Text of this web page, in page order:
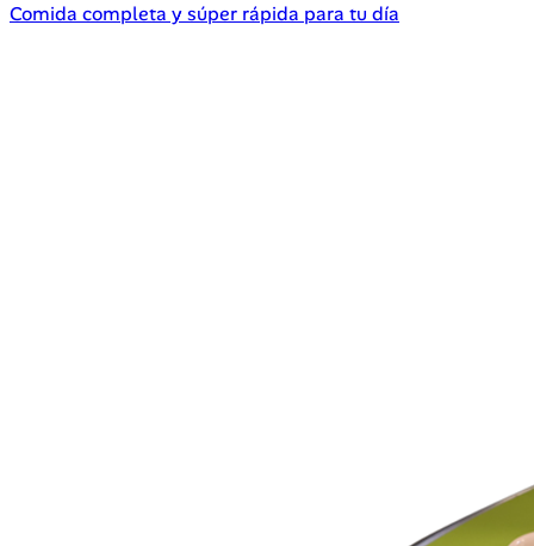
Comida completa y súper rápida para tu día